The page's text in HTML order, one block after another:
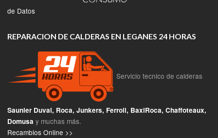
de Datos
REPARACION DE CALDERAS EN LEGANES 24 HORAS
Servicio tecnico de calderas
Saunier Duval, Roca, Junkers, Ferroli, BaxiRoca, Chaffoteaux,
Domusa y muchas más.
Recambios Online >>